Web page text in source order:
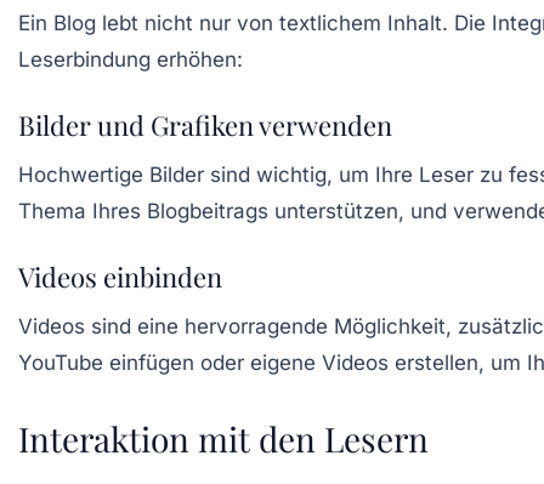
Ein Blog lebt nicht nur von textlichem Inhalt. Die
Leserbindung erhöhen:
Bilder und Grafiken verwenden
Hochwertige Bilder sind wichtig, um Ihre Leser zu
Thema Ihres Blogbeitrags unterstützen, und
Videos einbinden
Videos sind eine hervorragende Möglichkeit,
YouTube einfügen oder eigene Videos erstellen, um
Interaktion mit den Lesern